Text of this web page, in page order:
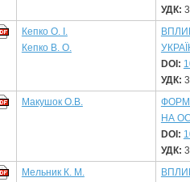
УДК:
Кепко О. І.
Кепко В. О.
DOI:
УДК:
Макушок О.В.
НА
DOI:
УДК:
Мельник К. М.